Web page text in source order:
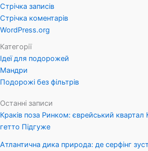
Стрічка записів
Стрічка коментарів
WordPress.org
Категорії
Ідеї для подорожей
Мандри
Подорожі без фільтрів
Останні записи
Краків поза Ринком: єврейський
гетто Підгуже
Атлантична дика природа: де серфінг